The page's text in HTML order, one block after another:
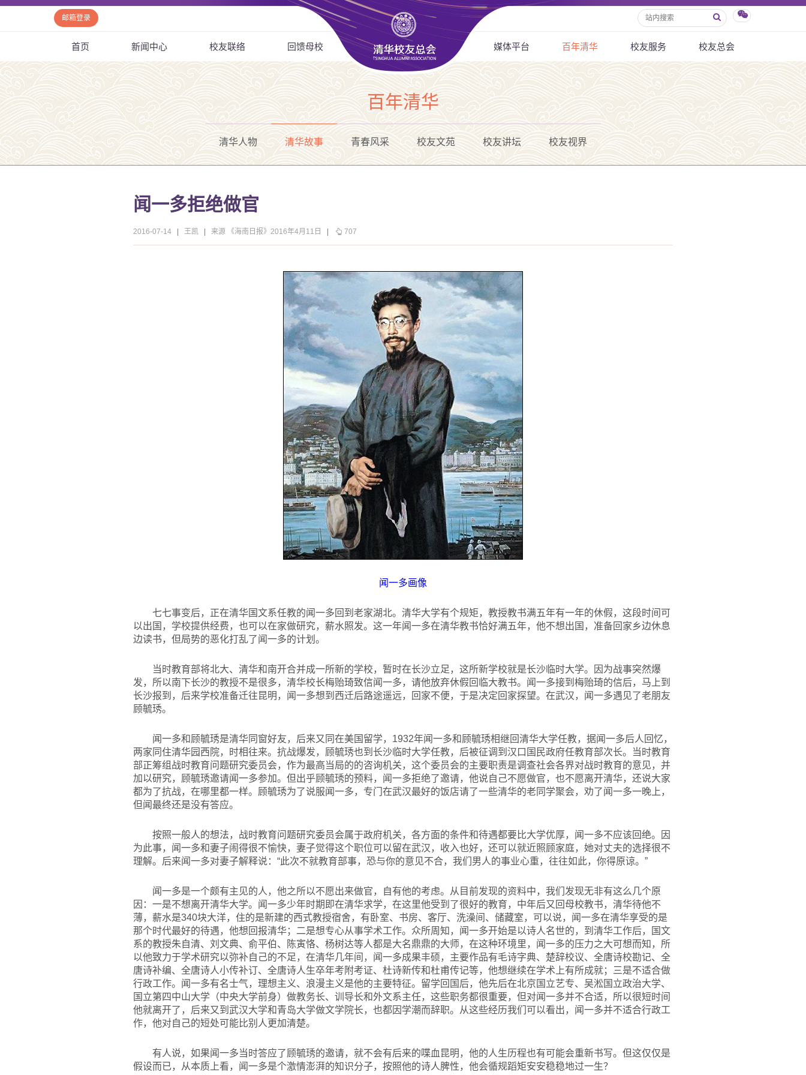
邮箱登录
首页 新闻中心 校友联络 回馈母校 媒体平台 百年清华 校友服务 校友总会
百年清华
清华人物 清华故事 青春风采 校友文苑 校友讲坛 校友视界
闻一多拒绝做官
2016-07-14 王凯 来源 《海南日报》2016年4月11日 707
闻一多画像
七七事变后，正在清华国文系任教的闻一多回到老家湖北。清华大学有个规矩，教授教书满五年有一年的休假，这段时间可
以出国，学校提供经费，也可以在家做研究，薪水照发。这一年闻一多在清华教书恰好满五年，他不想出国，准备回家乡边休息
边读书，但局势的恶化打乱了闻一多的计划。
当时教育部将北大、清华和南开合并成一所新的学校，暂时在长沙立足，这所新学校就是长沙临时大学。因为战事突然爆
发，所以南下长沙的教授不是很多，清华校长梅贻琦致信闻一多，请他放弃休假回临大教书。闻一多接到梅贻琦的信后，马上到
长沙报到，后来学校准备迁往昆明，闻一多想到西迁后路途遥远，回家不便，于是决定回家探望。在武汉，闻一多遇见了老朋友
顾毓琇。
闻一多和顾毓琇是清华同窗好友，后来又同在美国留学，1932年闻一多和顾毓琇相继回清华大学任教，据闻一多后人回忆，
两家同住清华园西院，时相往来。抗战爆发，顾毓琇也到长沙临时大学任教，后被征调到汉口国民政府任教育部次长。当时教育
部正筹组战时教育问题研究委员会，作为最高当局的的咨询机关，这个委员会的主要职责是调查社会各界对战时教育的意见，并
加以研究，顾毓琇邀请闻一多参加。但出乎顾毓琇的预料，闻一多拒绝了邀请，他说自己不愿做官，也不愿离开清华，还说大家
都为了抗战，在哪里都一样。顾毓琇为了说服闻一多，专门在武汉最好的饭店请了一些清华的老同学聚会，劝了闻一多一晚上，
但闻最终还是没有答应。
按照一般人的想法，战时教育问题研究委员会属于政府机关，各方面的条件和待遇都要比大学优厚，闻一多不应该回绝。因
为此事，闻一多和妻子闹得很不愉快，妻子觉得这个职位可以留在武汉，收入也好，还可以就近照顾家庭，她对丈夫的选择很不
理解。后来闻一多对妻子解释说：“此次不就教育部事，恐与你的意见不合，我们男人的事业心重，往往如此，你得原谅。”
闻一多是一个颇有主见的人，他之所以不愿出来做官，自有他的考虑。从目前发现的资料中，我们发现无非有这么几个原
因：一是不想离开清华大学。闻一多少年时期即在清华求学，在这里他受到了很好的教育，中年后又回母校教书，清华待他不
薄，薪水是340块大洋，住的是新建的西式教授宿舍，有卧室、书房、客厅、洗澡间、储藏室，可以说，闻一多在清华享受的是
那个时代最好的待遇，他想回报清华；二是想专心从事学术工作。众所周知，闻一多开始是以诗人名世的，到清华工作后，国文
系的教授朱自清、刘文典、俞平伯、陈寅恪、杨树达等人都是大名鼎鼎的大师，在这种环境里，闻一多的压力之大可想而知，所
以他致力于学术研究以弥补自己的不足，在清华几年间，闻一多成果丰硕，主要作品有毛诗字典、楚辞校议、全唐诗校勘记、全
唐诗补编、全唐诗人小传补订、全唐诗人生卒年考附考证、杜诗新传和杜甫传记等，他想继续在学术上有所成就；三是不适合做
行政工作。闻一多有名士气，理想主义、浪漫主义是他的主要特征。留学回国后，他先后在北京国立艺专、吴淞国立政治大学、
国立第四中山大学（中央大学前身）做教务长、训导长和外文系主任，这些职务都很重要，但对闻一多并不合适，所以很短时间
他就离开了，后来又到武汉大学和青岛大学做文学院长，也都因学潮而辞职。从这些经历我们可以看出，闻一多并不适合行政工
作，他对自己的短处可能比别人更加清楚。
有人说，如果闻一多当时答应了顾毓琇的邀请，就不会有后来的喋血昆明，他的人生历程也有可能会重新书写。但这仅仅是
假设而已，从本质上看，闻一多是个激情澎湃的知识分子，按照他的诗人脾性，他会循规蹈矩安安稳稳地过一生？